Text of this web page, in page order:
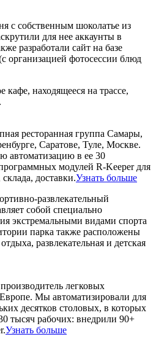
с собственным шоколатье из
для нее аккаунты в
разработали сайт на базе
организацией фотосессии блюд
находящееся на трассе,
ресторанная группа Самары,
Саратове, Туле, Москве.
автоматизацию в ее 30
модулей R-Keeper для
доставки.Узнать больше
развлекательный
собой специально
экстремальными видами спорта
парка также расположены
развлекательная и детская
легковых
Мы автоматизировали для
десятков столовых, в которых
тысяч рабочих: внедрили 90+
Узнать больше